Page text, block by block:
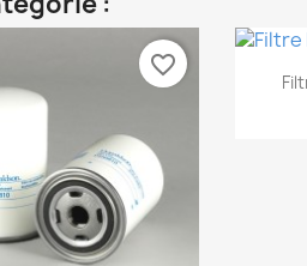
favorite_border